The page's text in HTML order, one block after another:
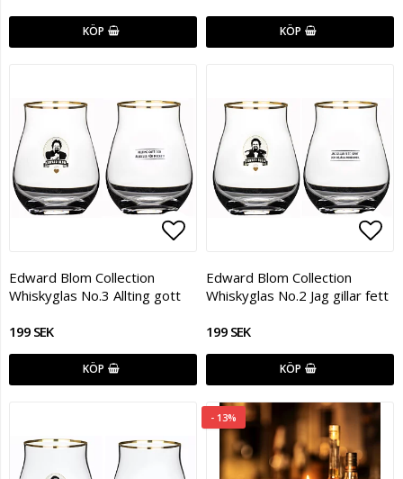
KÖP KÖP
Lägg till i favoritlistan
Edward Blom Collection
Whiskyglas No.3 Allting gott
199 SEK
KÖP
Edward Blom Collection
Whiskyglas No.2 Jag gillar fett
199 SEK
KÖP
- 13%